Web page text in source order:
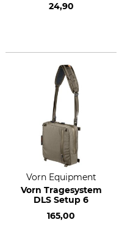
24,90
Vorn Equipment
Vorn Tragesystem
DLS Setup 6
165,00